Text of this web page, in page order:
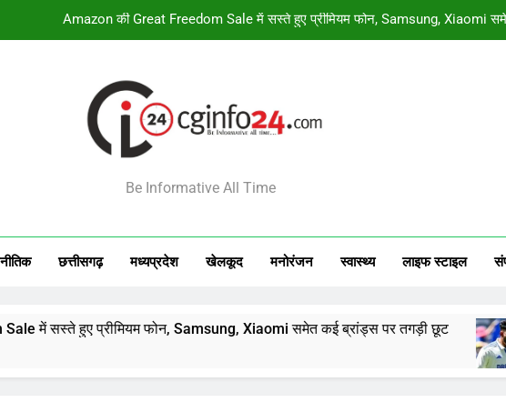
वार्मअप मैच में सिराज के नए हेयरस्टाइल ने खींचा
Amazon की Great Freedom Sale में सस्ते हुए प्रीमियम फोन, Samsung, Xiaomi
Be Informative All Time
छत्तीसगढ़ मध्‍यप्रदेश खेलकूद मनोरंजन स्‍वास्‍थ्‍य लाइफ स्टाइल
प्रीमियम फोन, Samsung, Xiaomi समेत कई ब्रांड्स पर तगड़ी छूट
25